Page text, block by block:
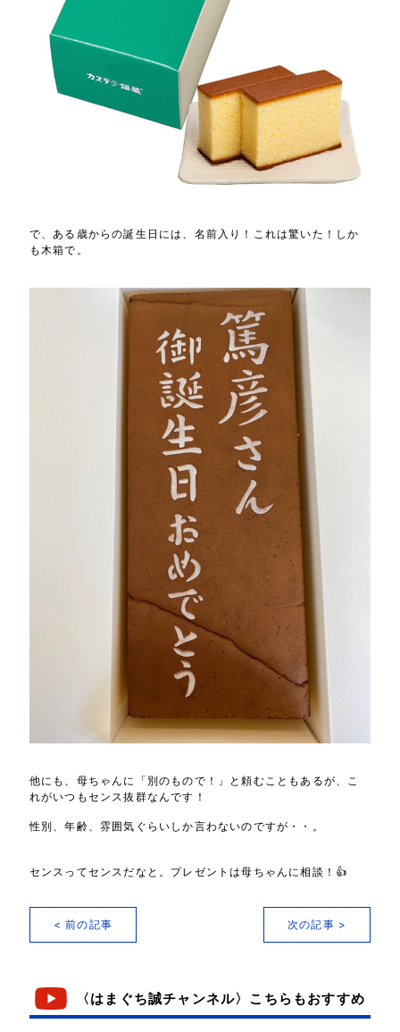
で、ある歳からの誕生日には、名前入り！これは驚いた！しか
も木箱で。
他にも、母ちゃんに「別のもので！」と頼むこともあるが、こ
れがいつもセンス抜群なんです！
性別、年齢、雰囲気ぐらいしか言わないのですが・・。
センスってセンスだなと。プレゼントは母ちゃんに相談！👍
< 前の記事 次の記事 >
〈はまぐち誠チャンネル〉こちらもおすすめ